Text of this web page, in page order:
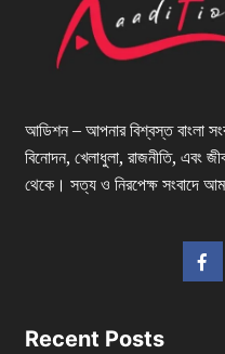
আডিশন – আপনার বিশ্বস্ত বাংলা
বিনোদন, খেলাধুলা, রাজনীতি, এবং
থেকে। সত্য ও নিরপেক্ষ সংবাদে
Recent Posts